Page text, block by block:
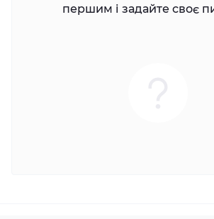
першим і задайте своє